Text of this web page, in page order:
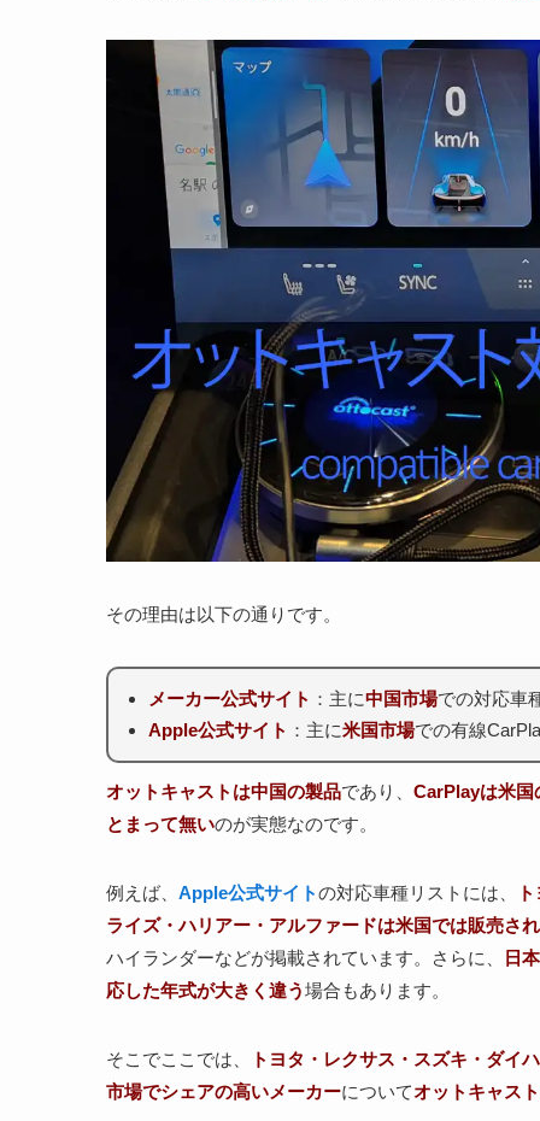
その理由は以下の通りです。
メーカー公式サイト ：主に中国市場での対応車
Apple公式サイト ：主に米国市場での有線
オットキャストは中国の製品であり、 CarPlayは米国
とまって無いのが実態なのです。
例えば、 Apple公式サイトの対応車種リストには、
ライズ・ハリアー・アルファードは米国では販売さ
ハイランダーなどが掲載されています。さらに、
日
応した年式が大きく違う場合もあります。
そこでここでは、 トヨタ・レクサス・スズキ・ダイ
市場でシェアの高いメーカーについてオットキャス